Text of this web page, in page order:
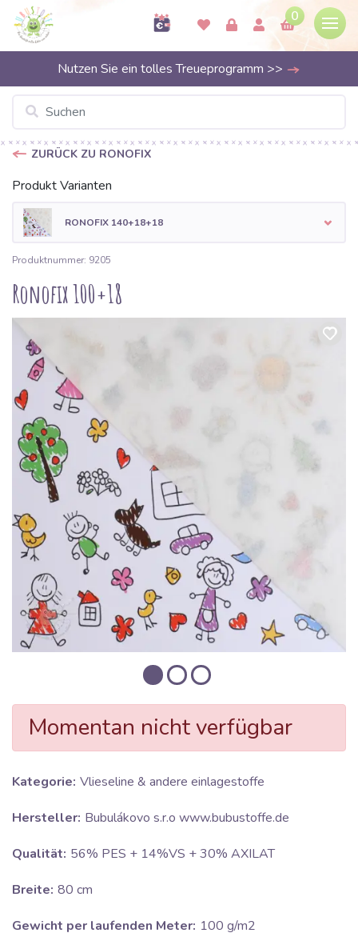
0
Nutzen Sie ein tolles Treueprogramm >>
ZURÜCK ZU RONOFIX
Produkt Varianten
RONOFIX 140+18+18
Produktnummer: 9205
Ronofix 100+18
Momentan nicht verfügbar
Kategorie: Vlieseline & andere einlagestoffe
Hersteller: Bubulákovo s.r.o www.bubustoffe.de
Qualität: 56% PES + 14%VS + 30% AXILAT
Breite: 80 cm
Gewicht per laufenden Meter: 100 g/m2